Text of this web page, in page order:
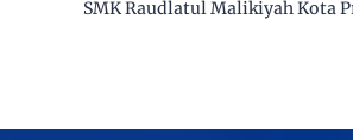
SMK Raudlatul Malikiyah Kota